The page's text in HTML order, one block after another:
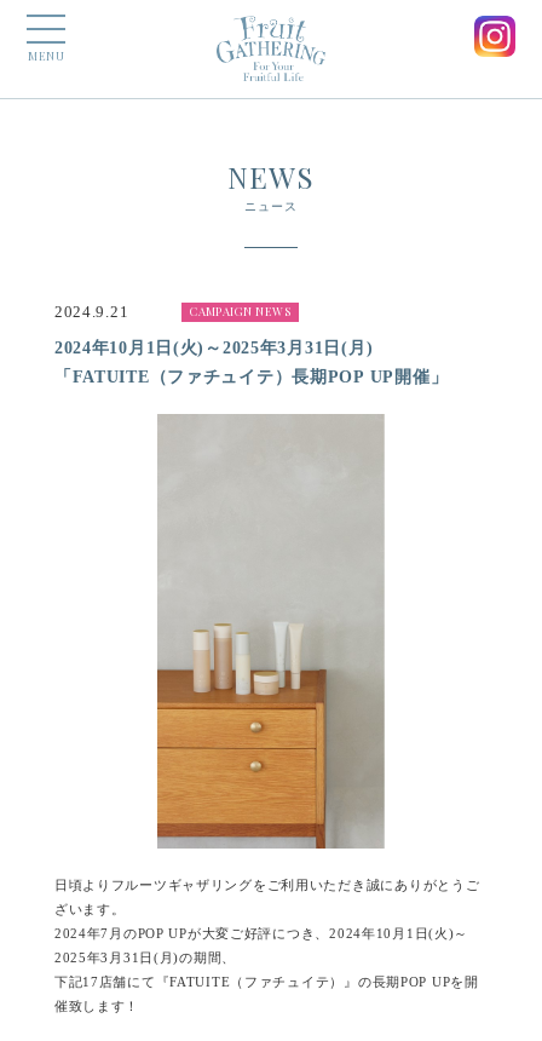
MENU
NEWS
ニュース
2024.9.21 CAMPAIGN NEWS
2024年10月1日(火)～2025年3月31日(月)
「FATUITE（ファチュイテ）長期POP UP開催」
日頃よりフルーツギャザリングをご利用いただき誠にありがとうご
ざいます。
2024年7月のPOP UPが大変ご好評につき、2024年10月1日(火)～
2025年3月31日(月)の期間、
下記17店舗にて『FATUITE（ファチュイテ）』の長期POP UPを開
催致します！